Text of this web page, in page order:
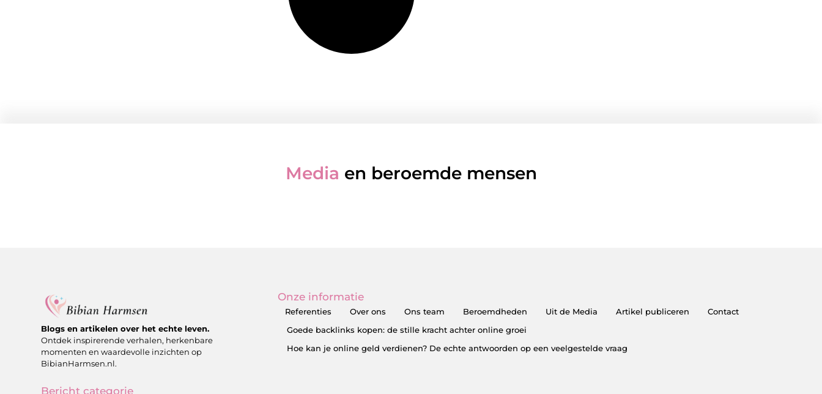
Media en beroemde mensen
Blogs en artikelen over het echte leven.
Ontdek inspirerende verhalen, herkenbare
momenten en waardevolle inzichten op
BibianHarmsen.nl.
Bericht categorie
Onze informatie
Referenties Over ons Ons team Beroemdheden Uit de Media Artikel publiceren
Contact
Goede backlinks kopen: de stille kracht achter online groei
Hoe kan je online geld verdienen? De echte antwoorden op een veelgestelde vraag